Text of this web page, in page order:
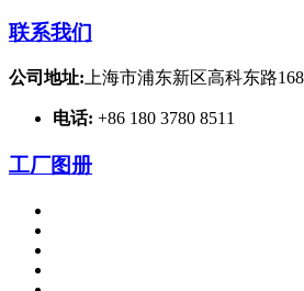
联系我们
公司地址: 上海市浦东新区高科东路
电话: +86 180 3780 8511
工厂图册